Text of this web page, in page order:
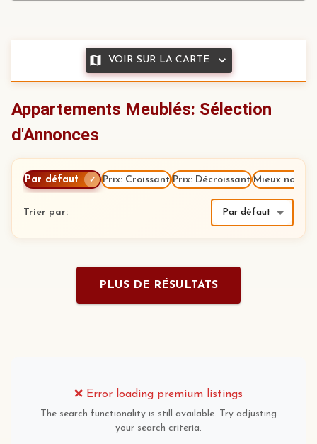
VOIR SUR LA CARTE
Appartements Meublés: Sélection
d'Annonces
Par défaut ✓ Prix: Croissant Prix: Décroissant Mieux notés
Trier par: Par défaut
PLUS DE RÉSULTATS
❌ Error loading premium listings
The search functionality is still available. Try adjusting
your search criteria.